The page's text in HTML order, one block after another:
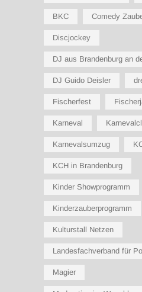
BKC Comedy
Discjockey
DJ aus Brandenburg an
DJ Guido Deisler
Fischerfest
Karneval
Karnevalsumzug
KCH in Brandenburg
Kinder Showprogramm
Kinderzauberprogramm
Kulturstall Netzen
Landesfachverband für
Magier